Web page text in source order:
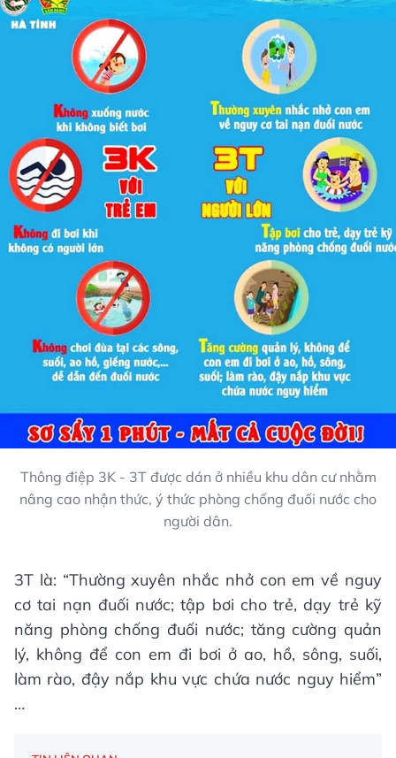
Thông điệp 3K - 3T được dán ở nhiều khu dân cư nhằm
nâng cao nhận thức, ý thức phòng chống đuối nước cho
người dân.
3T là: “Thường xuyên nhắc nhở con em về nguy
cơ tai nạn đuối nước; tập bơi cho trẻ, dạy trẻ kỹ
năng phòng chống đuối nước; tăng cường quản
lý, không để con em đi bơi ở ao, hồ, sông, suối,
làm rào, đậy nắp khu vực chứa nước nguy hiểm”
…